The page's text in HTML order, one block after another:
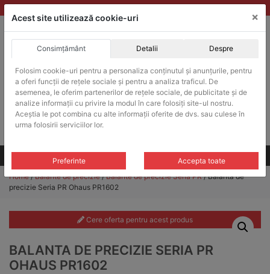
Skip
to
ACHIZITII PUBLICE
Produsele pot fi achizitionate si in sistemul SEAP / SICAP
Products
search
CAUTARE
Toate produsele
Home/Balante de precizie/Balante de precizie Seria PR/ Balanta de
precizie Seria PR Ohaus PR1602
Cere oferta pentru acest produs
BALANTA DE PRECIZIE SERIA PR
OHAUS PR1602
Acest site utilizează cookie-uri ×
Consimțământ Detalii Despre
Folosim cookie-uri pentru a personaliza conținutul și anunțurile, pentru
a oferi funcții de rețele sociale și pentru a analiza traficul. De
asemenea, le oferim partenerilor de rețele sociale, de publicitate și de
analize informații cu privire la modul în care folosiți site-ul nostru.
Aceștia le pot combina cu alte informații oferite de dvs. sau culese în
urma folosirii serviciilor lor.
Preferinte Accepta toate